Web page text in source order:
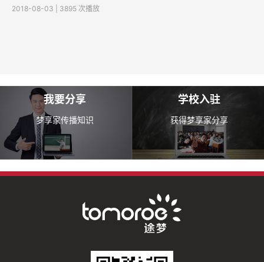
2018-08-03 | 3895 次播放
我要分享
梦享家传播知识
学校入驻
获得梦享家分享